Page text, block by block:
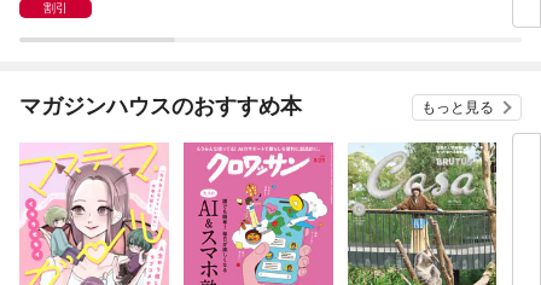
割引
マガジンハウスのおすすめ本 もっと見る